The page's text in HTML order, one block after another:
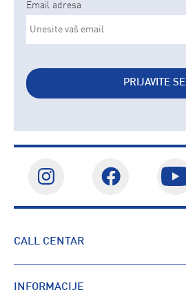
Email adresa
PRIJAVITE SE
CALL CENTAR
INFORMACIJE